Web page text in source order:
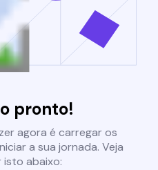
pronto!
agora é carregar os
a sua jornada. Veja
isto abaixo: